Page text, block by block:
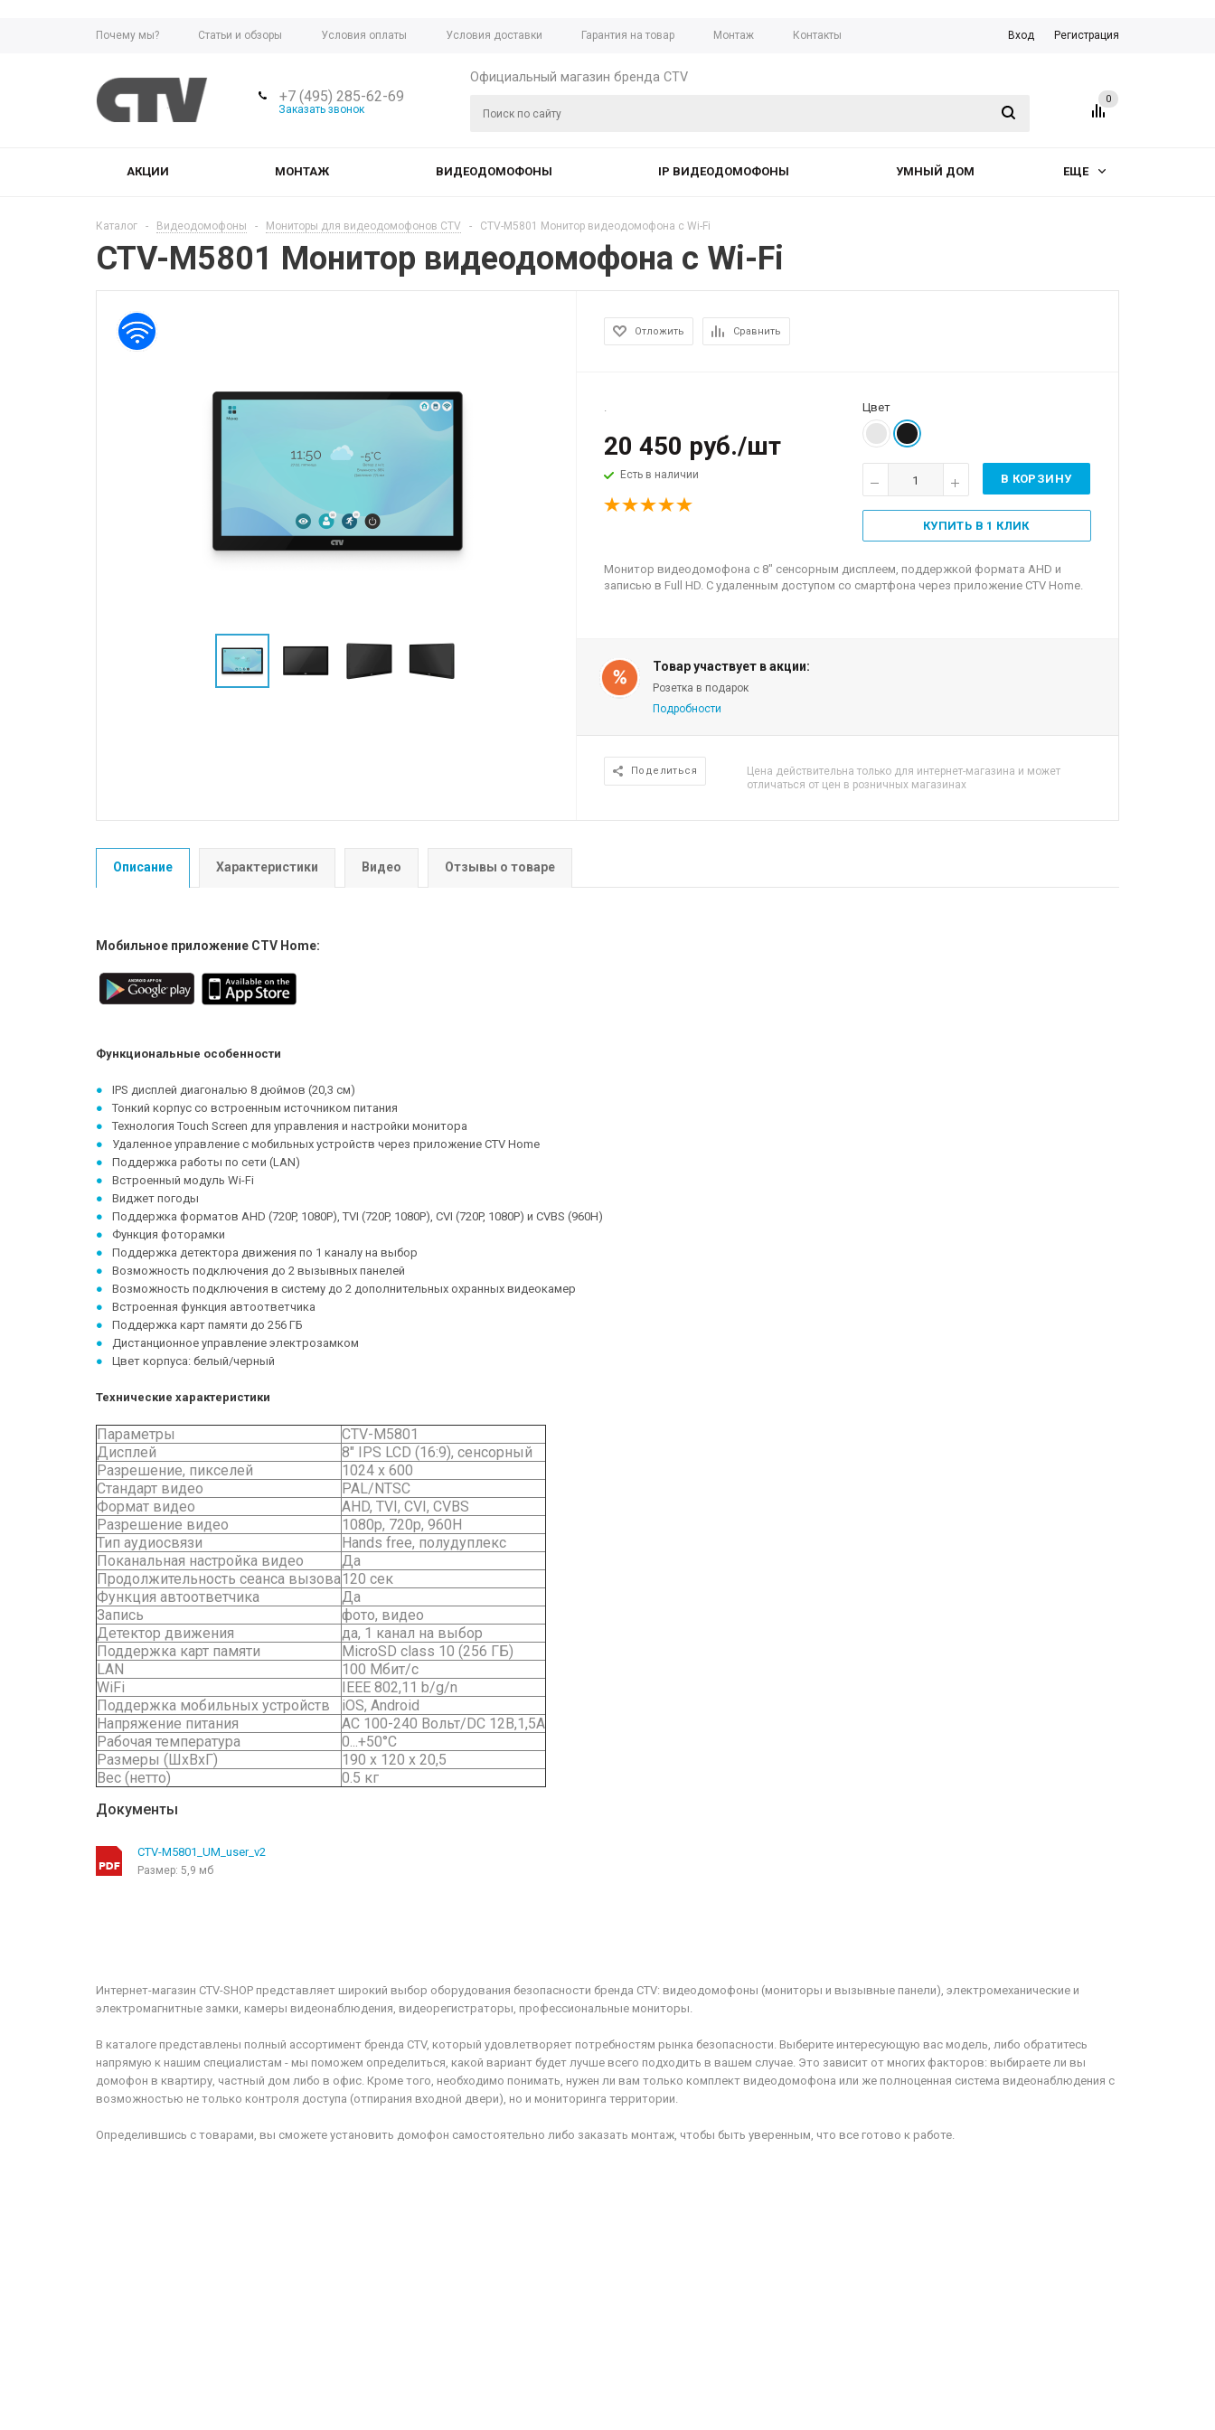
Почему мы? Статьи и обзоры Условия оплаты Условия доставки Гарантия на товар Монтаж Контакты Вход Регистрация
+7 (495) 285-62-69
Заказать звонок
Официальный магазин бренда CTV
0
АКЦИИ МОНТАЖ ВИДЕОДОМОФОНЫ IP ВИДЕОДОМОФОНЫ УМНЫЙ ДОМ ЕЩЕ
Каталог - Видеодомофоны - Мониторы для видеодомофонов CTV - CTV-M5801 Монитор видеодомофона с Wi-Fi
CTV-M5801 Монитор видеодомофона с Wi-Fi
Отложить Сравнить
.
20 450 руб./шт
Есть в наличии
Цвет
В КОРЗИНУ
КУПИТЬ В 1 КЛИК
Монитор видеодомофона с 8" сенсорным дисплеем, поддержкой формата AHD и
записью в Full HD. С удаленным доступом со смартфона через приложение CTV Home.
Товар участвует в акции:
Розетка в подарок
Подробности
Поделиться
Цена действительна только для интернет-магазина и может
отличаться от цен в розничных магазинах
Описание Характеристики Видео Отзывы о товаре
Мобильное приложение CTV Home:
Функциональные особенности
IPS дисплей диагональю 8 дюймов (20,3 см)
Тонкий корпус со встроенным источником питания
Технология Touch Screen для управления и настройки монитора
Удаленное управление с мобильных устройств через приложение CTV Home
Поддержка работы по сети (LAN)
Встроенный модуль Wi-Fi
Виджет погоды
Поддержка форматов AHD (720P, 1080P), TVI (720P, 1080P), CVI (720P, 1080P) и CVBS (960H)
Функция фоторамки
Поддержка детектора движения по 1 каналу на выбор
Возможность подключения до 2 вызывных панелей
Возможность подключения в систему до 2 дополнительных охранных видеокамер
Встроенная функция автоответчика
Поддержка карт памяти до 256 ГБ
Дистанционное управление электрозамком
Цвет корпуса: белый/черный
Технические характеристики
Параметры
CTV-M5801
Дисплей
8" IPS LCD (16:9), сенсорный
Разрешение, пикселей
1024 x 600
Стандарт видео
PAL/NTSC
Формат видео
AHD, TVI, CVI, CVBS
Разрешение видео
1080p, 720р, 960H
Тип аудиосвязи
Hands free, полудуплекс
Поканальная настройка видео
Да
Продолжительность сеанса вызова120 сек
Функция автоответчика
Да
Запись
фото, видео
Детектор движения
да, 1 канал на выбор
Поддержка карт памяти
MicroSD class 10 (256 ГБ)
LAN
100 Мбит/с
WiFi
IEEE 802,11 b/g/n
Поддержка мобильных устройств
iOS, Android
Напряжение питания
АС 100-240 Вольт/DC 12B,1,5А
Рабочая температура
0...+50°С
Размеры (ШхВхГ)
190 x 120 x 20,5
Вес (нетто)
0.5 кг
Документы
CTV-M5801_UM_user_v2
Размер: 5,9 мб
Интернет-магазин CTV-SHOP представляет широкий выбор оборудования безопасности бренда CTV: видеодомофоны (мониторы и вызывные панели), электромеханические и
электромагнитные замки, камеры видеонаблюдения, видеорегистраторы, профессиональные мониторы.
В каталоге представлены полный ассортимент бренда CTV, который удовлетворяет потребностям рынка безопасности. Выберите интересующую вас модель, либо обратитесь
напрямую к нашим специалистам - мы поможем определиться, какой вариант будет лучше всего подходить в вашем случае. Это зависит от многих факторов: выбираете ли вы
домофон в квартиру, частный дом либо в офис. Кроме того, необходимо понимать, нужен ли вам только комплект видеодомофона или же полноценная система видеонаблюдения с
возможностью не только контроля доступа (отпирания входной двери), но и мониторинга территории.
Определившись с товарами, вы сможете установить домофон самостоятельно либо заказать монтаж, чтобы быть уверенным, что все готово к работе.